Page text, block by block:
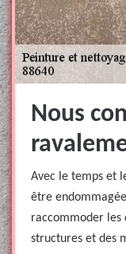
Nous
Avec le temps et
être
raccommoder les
structures et des